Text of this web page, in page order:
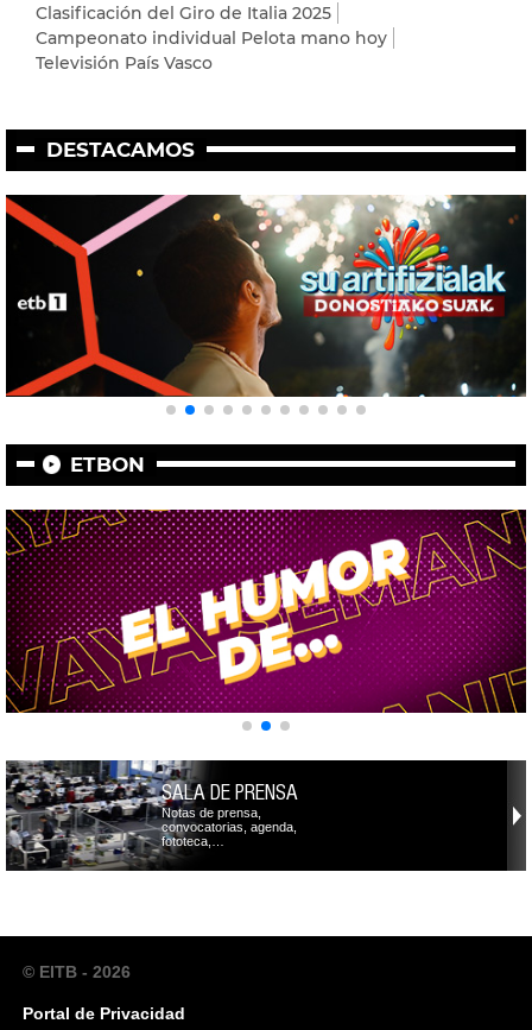
Clasificación del Giro de Italia 2025
Campeonato individual Pelota mano hoy
Televisión País Vasco
DESTACAMOS
ETBON
SALA DE PRENSA
Notas de prensa,
convocatorias, agenda,
fototeca,…
© EITB - 2026
Portal de Privacidad